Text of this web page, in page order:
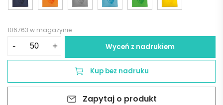
106763 w magazynie
-
TOTECOLOR
+ Wyceń z nadrukiem
Kup bez nadruku
Zapytaj o produkt